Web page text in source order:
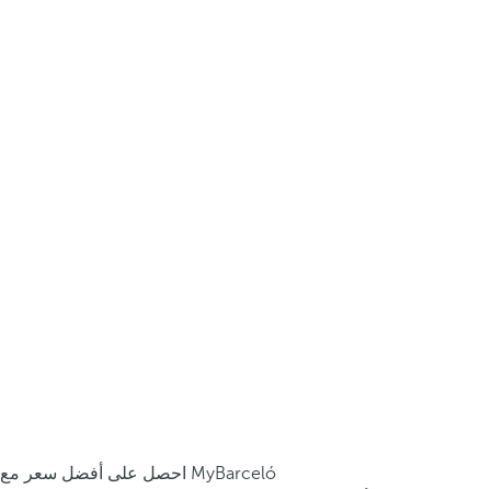
احصل على أفضل سعر مع MyBarceló